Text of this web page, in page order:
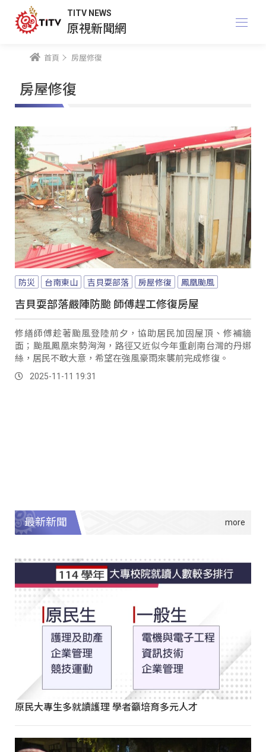
TITV NEWS
原視新聞網
首頁 房屋修復
房屋修復
防災 台南東山 吉貝耍部落 房屋修復 鳳凰颱風
吉貝耍部落嚴陣防颱 師傅趕工修復房屋
修繕師傅趁著颱風登陸前夕，協助居民加固屋頂、修補牆
面；颱風鳳凰來勢洶洶，路徑又近似今年重創南台灣的丹娜
絲，居民不敢大意，希望在強風豪雨來襲前完成修復。
2025-11-11 19:31
最新新聞
原民大專生多就讀護理 學者籲培育多元人才